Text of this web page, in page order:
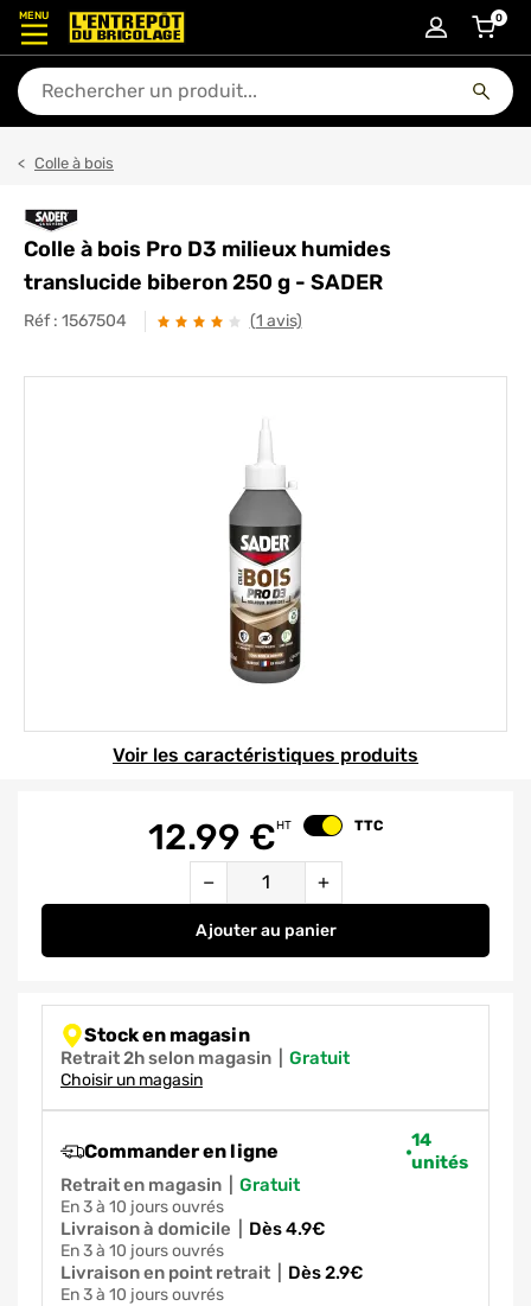
MENU
En quoi puis-je vous aider ?
0article
Colle à bois
Colle à bois Pro D3 milieux humides
translucide biberon 250 g - SADER
Réf : 1567504 (1 avis)
HT Changer le prix
TTC
12.99 €
− +
Ajouterau panier
Colle à bois Pro D3 milieux
Stock en magasin
Retrait 2h selon magasin gratuit
Choisir un magasin
Commander en ligne
14
unités
Retrait en magasin
gratuit
en 3 à 10 jours ouvrés
Livraison à domicile dès 4.9€
en 3 à 10 jours ouvrés
Livraison en point retrait dès 2.9€
en 3 à 10 jours ouvrés
Element 1 sur 1
Voir les caractéristiques produits